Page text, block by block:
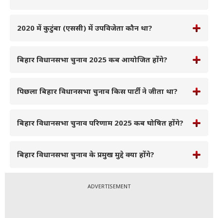
2020 में कुटुंबा (एससी) में उपविजेता कौन था?
बिहार विधानसभा चुनाव 2025 कब आयोजित होंगे?
पिछला बिहार विधानसभा चुनाव किस पार्टी ने जीता था?
बिहार विधानसभा चुनाव परिणाम 2025 कब घोषित होंगे?
बिहार विधानसभा चुनाव के प्रमुख मुद्दे क्या होंगे?
ADVERTISEMENT